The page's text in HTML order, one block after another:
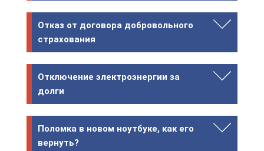
Отказ от договора добровольного
страхования
Отключение электроэнергии за
долги
Поломка в новом ноутбуке, как его
вернуть?